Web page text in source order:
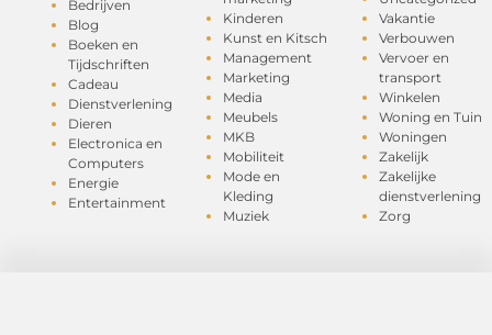
Bedrijven
Blog
Boeken en
Tijdschriften
Cadeau
Dienstverlening
Dieren
Electronica en
Computers
Energie
Entertainment
Kinderen
Kunst en Kitsch
Management
Marketing
Media
Meubels
MKB
Mobiliteit
Mode en
Kleding
Muziek
Vakantie
Verbouwen
Vervoer en
transport
Winkelen
Woning en Tuin
Woningen
Zakelijk
Zakelijke
dienstverlening
Zorg